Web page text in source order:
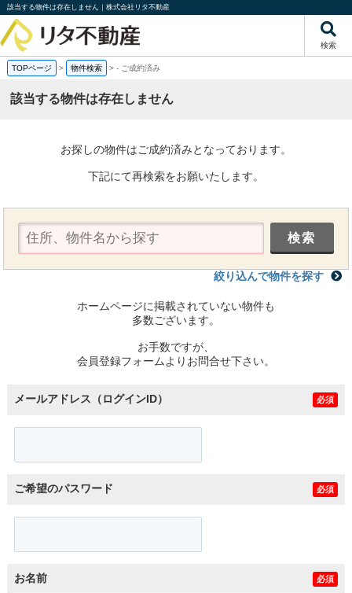
該当する物件は存在しません｜株式会社リタ不動産
検索
TOPページ > 物件検索 >- ご成約済み
該当する物件は存在しません
お探しの物件はご成約済みとなっております。
下記にて再検索をお願いたします。
絞り込んで物件を探す
ホームページに掲載されていない物件も
多数ございます。
お手数ですが、
会員登録フォームよりお問合せ下さい。
メールアドレス（ログインID） 必須
ご希望のパスワード 必須
お名前 必須